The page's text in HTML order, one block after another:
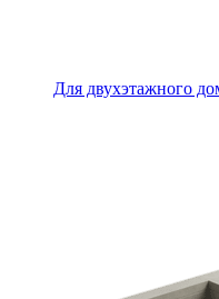
Для двухэтажного